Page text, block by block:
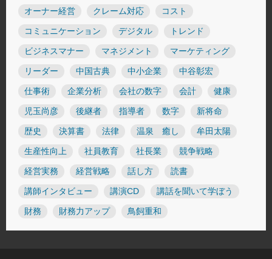
オーナー経営 クレーム対応 コスト
コミュニケーション デジタル トレンド
ビジネスマナー マネジメント マーケティング
リーダー 中国古典 中小企業 中谷彰宏
仕事術 企業分析 会社の数字 会計 健康
児玉尚彦 後継者 指導者 数字 新将命
歴史 決算書 法律 温泉 癒し 牟田太陽
生産性向上 社員教育 社長業 競争戦略
経営実務 経営戦略 話し方 読書
講師インタビュー 講演CD 講話を聞いて学ぼう
財務 財務力アップ 鳥飼重和